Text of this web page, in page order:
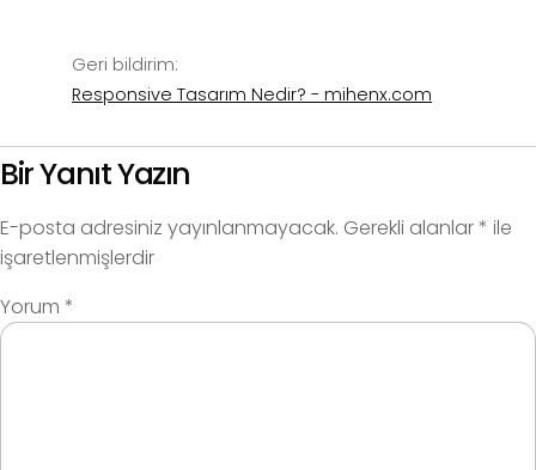
Geri bildirim:
Responsive Tasarım Nedir? - mihenx.com
Bir Yanıt Yazın
E-posta adresiniz yayınlanmayacak. Gerekli alanlar* ile
işaretlenmişlerdir
Yorum *